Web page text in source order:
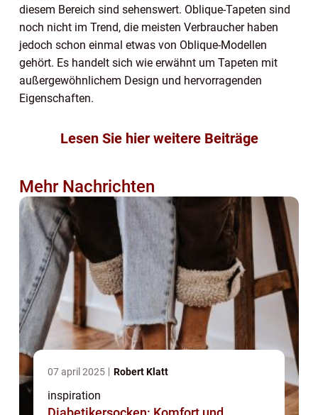
diesem Bereich sind sehenswert. Oblique-Tapeten sind
noch nicht im Trend, die meisten Verbraucher haben
jedoch schon einmal etwas von Oblique-Modellen
gehört. Es handelt sich wie erwähnt um Tapeten mit
außergewöhnlichem Design und hervorragenden
Eigenschaften.
Lesen Sie hier weitere Beiträge
Mehr Nachrichten
07 april 2025 Robert Klatt
inspiration